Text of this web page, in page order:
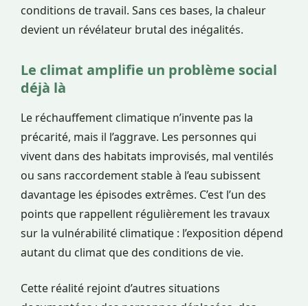
conditions de travail. Sans ces bases, la chaleur
devient un révélateur brutal des inégalités.
Le climat amplifie un problème social
déjà là
Le réchauffement climatique n’invente pas la
précarité, mais il l’aggrave. Les personnes qui
vivent dans des habitats improvisés, mal ventilés
ou sans raccordement stable à l’eau subissent
davantage les épisodes extrêmes. C’est l’un des
points que rappellent régulièrement les travaux
sur la vulnérabilité climatique : l’exposition dépend
autant du climat que des conditions de vie.
Cette réalité rejoint d’autres situations